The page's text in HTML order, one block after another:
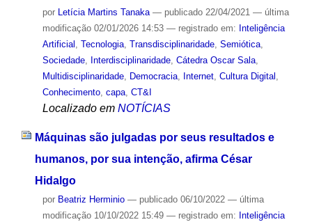
por Letícia Martins Tanaka — publicado22/04/2021 — última
modificação02/01/2026 14:53 — registrado em: Inteligência
Artificial Tecnologia, Transdisciplinaridade, Semiótica,
Sociedade, Interdisciplinaridade, Cátedra Oscar Sala,
Multidisciplinaridade, Democracia, Internet, Cultura Digital
Conhecimento, capa, CT&I
Localizado em NOTÍCIAS
Máquinas são julgadas por seus resultados e
humanos, por sua intenção, afirma César
Hidalgo
por Beatriz Herminio — publicado06/10/2022 — última
modificação10/10/2022 15:49 — registrado em: Inteligência